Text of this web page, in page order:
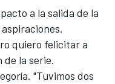
a la salida de la
quiero felicitar a
de la serie.
"Tuvimos dos